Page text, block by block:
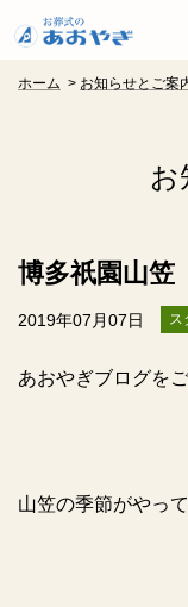
ホーム > お知らせとご案
お
博多祇園山笠
2019年07月07日 ス
あおやぎブログを
山笠の季節がやっ